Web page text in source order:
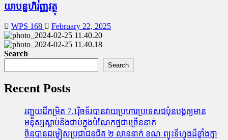
យា​បន្នហិរញ្ញវត្ថុ
WPS 168 February 22, 2025
Search
Search
Recent Posts
រញ្ជួយដីកម្រិត​ 7.1រ៉ិចទ័របានវាយប្រហារប្រទេសជប៉ុនបង្កឲ្យមាន
មនុស្សស្លាប់​និង​ជាប់ក្នុងបំណែកថ្មជាច្រើននាក់
ចិនបានជម្លៀសប្រជាជនជិត ២ លាននាក់ ខណៈព្យុះទីហ្វុងដ៏ខ្លាំងក្លា